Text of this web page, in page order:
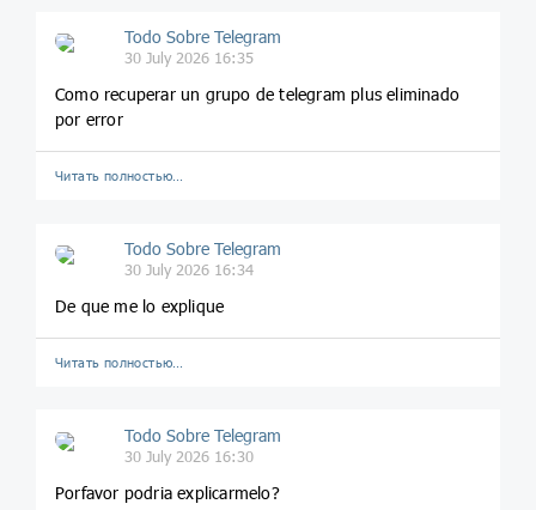
Todo Sobre Telegram
30 July 2026 16:35
Como recuperar un grupo de telegram plus eliminado
por error
Читать полностью…
Todo Sobre Telegram
30 July 2026 16:34
De que me lo explique
Читать полностью…
Todo Sobre Telegram
30 July 2026 16:30
Porfavor podria explicarmelo?